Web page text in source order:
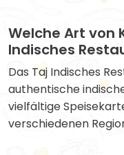
Welche Art von
Indisches
Das Taj Indisches
authentische
vielfältige
verschiedenen